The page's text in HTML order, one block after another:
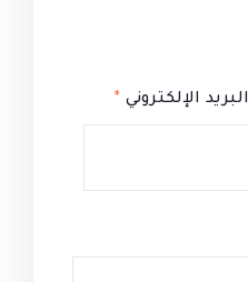
البريد الإلكتروني *